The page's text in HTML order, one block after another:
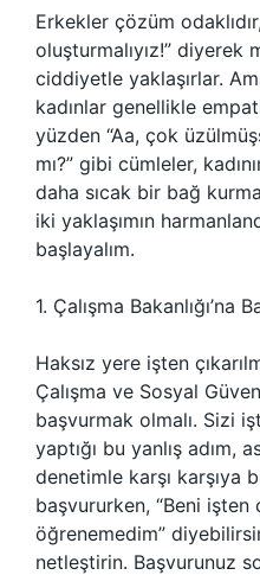
Erkekler çözüm
oluşturmalıyız!” diyerek
ciddiyetle yaklaşırlar.
kadınlar genellikle
yüzden “Aa, çok
mı?” gibi cümleler,
daha sıcak bir bağ
iki yaklaşımın
başlayalım.
1. Çalışma Bakanlığı’na
Haksız yere işten
Çalışma ve Sosyal
başvurmak olmalı. Sizi
yaptığı bu yanlış adım,
denetimle karşı karşıya
başvururken, “Beni işten
öğrenemedim”
netleştirin. Başvurunuz